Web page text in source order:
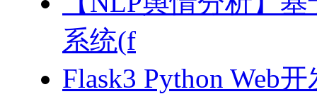
系统(f
Flask3 Python Web